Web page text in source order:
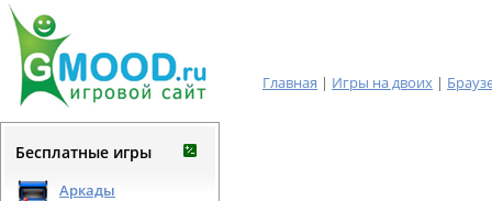
Главная | Игры на двоих |
Бесплатные игры
Аркады